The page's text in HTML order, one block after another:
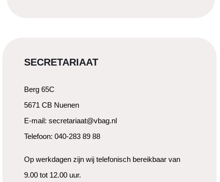
SECRETARIAAT
Berg 65C
5671 CB Nuenen
E-mail: secretariaat@vbag.nl
Telefoon: 040-283 89 88
Op werkdagen zijn wij telefonisch bereikbaar van
9.00 tot 12.00 uur.